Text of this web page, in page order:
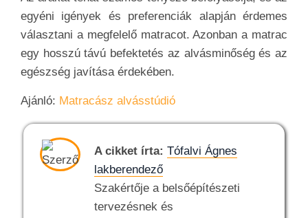
egyéni igények és preferenciák alapján érdemes
választani a megfelelő matracot. Azonban a matrac
egy hosszú távú befektetés az alvásminőség és az
egészség javítása érdekében.
Ajánló: Matracász alvásstúdió
A cikket írta: Tófalvi Ágnes
lakberendező
Szakértője a belsőépítészeti
tervezésnek és